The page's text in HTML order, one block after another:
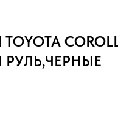
РУЛЬ,ЧЕРНЫЕ